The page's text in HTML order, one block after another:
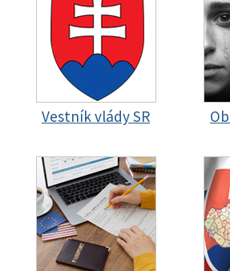
Vestník vlády SR